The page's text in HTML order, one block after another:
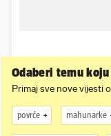
Odaberi temu
Primaj sve nove vijesti
povrće mahunarke